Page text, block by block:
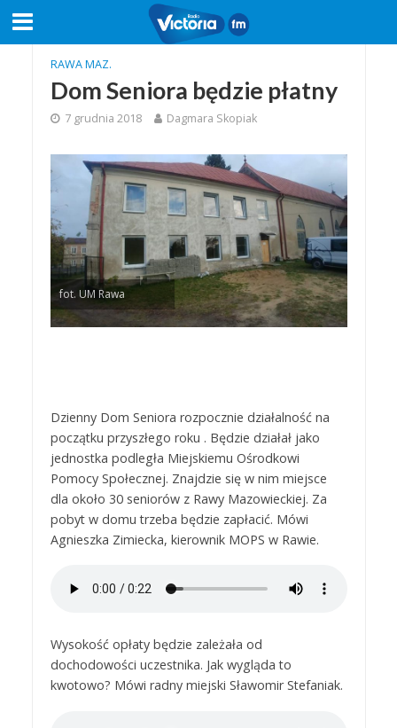
RAWA MAZ.
Dom Seniora będzie płatny
7 grudnia 2018 Dagmara Skopiak
fot. UM Rawa
Dzienny Dom Seniora rozpocznie działalność na
początku przyszłego roku . Będzie działał jako
jednostka podległa Miejskiemu Ośrodkowi
Pomocy Społecznej. Znajdzie się w nim miejsce
dla około 30 seniorów z Rawy Mazowieckiej. Za
pobyt w domu trzeba będzie zapłacić. Mówi
Agnieszka Zimiecka, kierownik MOPS w Rawie.
Wysokość opłaty będzie zależała od
dochodowości uczestnika. Jak wygląda to
kwotowo? Mówi radny miejski Sławomir Stefaniak.